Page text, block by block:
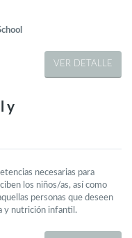
VER DETALLE
y
necesarias para
los niños/as, así como
personas que deseen
y nutrición infantil.